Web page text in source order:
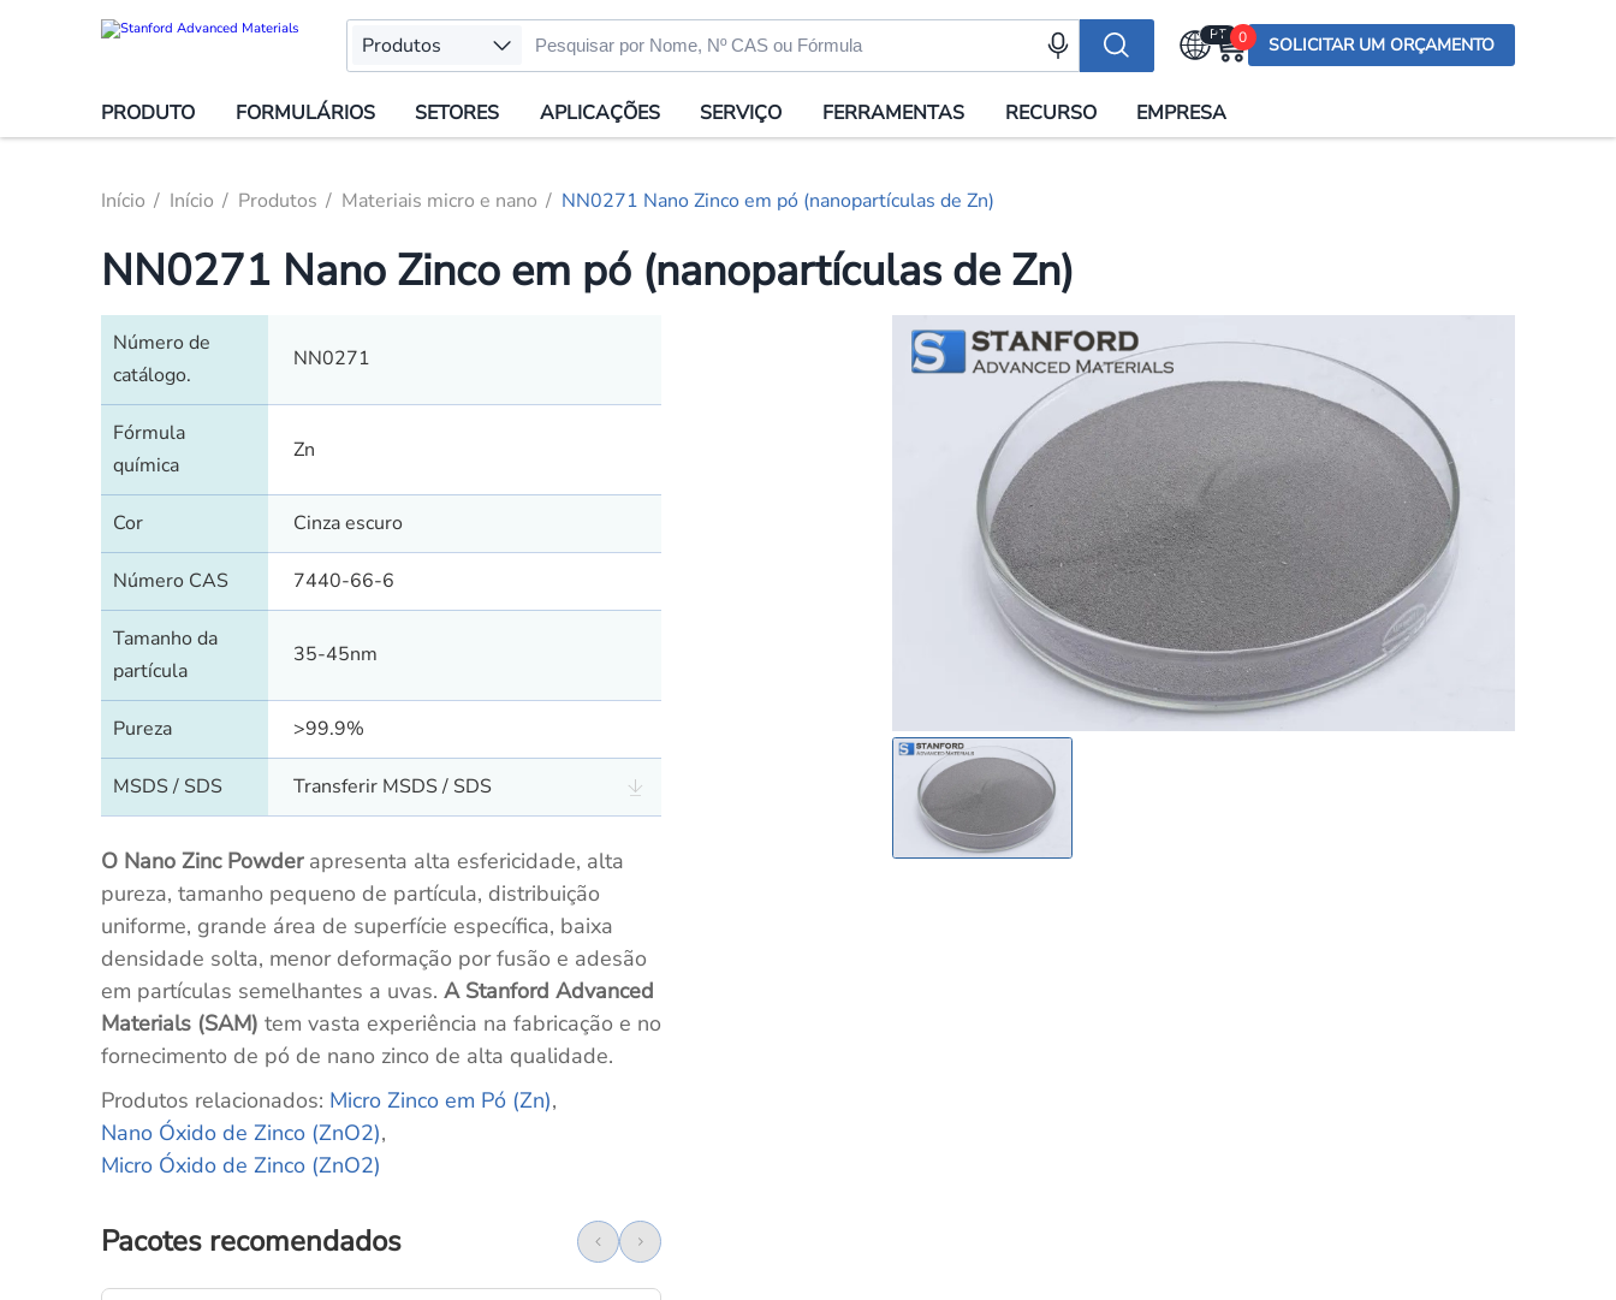
Produtos PT
English (US)
日本語
Русский
한국어
Português
العربية
Nederland
Polska
Sverige
भारत
0 SOLICITAR UM ORÇAMENTO
PRODUTO FORMULÁRIOS SETORES APLICAÇÕES SERVIÇO FERRAMENTAS RECURSO EMPRESA
Início Início Produtos Materiais micro e nano NN0271 Nano Zinco em pó (nanopartículas de Zn)
NN0271 Nano Zinco em pó (nanopartículas de Zn)
Número de
catálogo.
NN0271
Fórmula
química
Zn
Cor Cinza escuro
Número CAS 7440-66-6
Tamanho da
partícula
35-45nm
Pureza >99.9%
MSDS / SDS Transferir MSDS / SDS
O Nano Zinc Powderapresenta alta esfericidade, alta
pureza, tamanho pequeno de partícula, distribuição
uniforme, grande área de superfície específica, baixa
densidade solta, menor deformação por fusão e adesão
em partículas semelhantes a uvas. A Stanford Advanced
Materials (SAM) tem vasta experiência na fabricação e no
fornecimento de pó de nano zinco de alta qualidade.
Produtos relacionados: Micro Zinco em Pó (Zn),
Nano Óxido de Zinco (ZnO2),
Micro Óxido de Zinco (ZnO2)
Pacotes recomendados